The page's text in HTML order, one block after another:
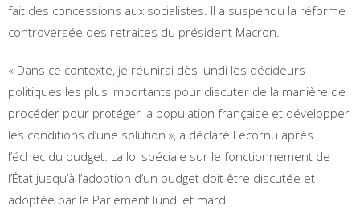
fait des concessions aux socialistes. Il a suspendu la réforme
controversée des retraites du président Macron.
« Dans ce contexte, je réunirai dès lundi les décideurs
politiques les plus importants pour discuter de la manière de
procéder pour protéger la population française et développer
les conditions d’une solution », a déclaré Lecornu après
l’échec du budget. La loi spéciale sur le fonctionnement de
l’État jusqu’à l’adoption d’un budget doit être discutée et
adoptée par le Parlement lundi et mardi.